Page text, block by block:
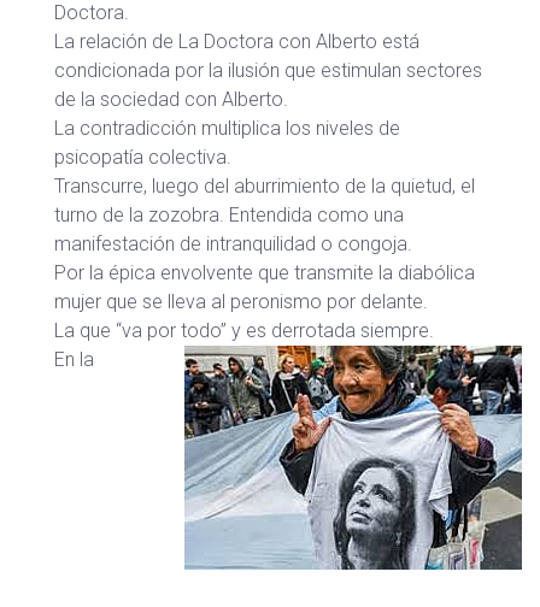
Doctora.
La relación de La Doctora con Alberto está
condicionada por la ilusión que estimulan sectores
de la sociedad con Alberto.
La contradicción multiplica los niveles de
psicopatía colectiva.
Transcurre, luego del aburrimiento de la quietud, el
turno de la zozobra. Entendida como una
manifestación de intranquilidad o congoja.
Por la épica envolvente que transmite la diabólica
mujer que se lleva al peronismo por delante.
La que “va por todo” y es derrotada siempre.
En la